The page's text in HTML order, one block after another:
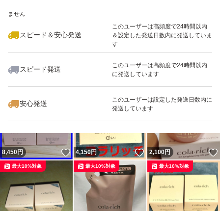
ません
スピード＆安心発送
このユーザーは高頻度で24時間以内
＆設定した発送日数内に発送していま
す
スピード発送
このユーザーは高頻度で24時間以内
に発送しています
安心発送
このユーザーは設定した発送日数内に
発送しています
いいね！
4,720
8,450円 いいね！
4,150円 いいね！
2,100円
最大10%対象 最大10%対象 最大10%対象